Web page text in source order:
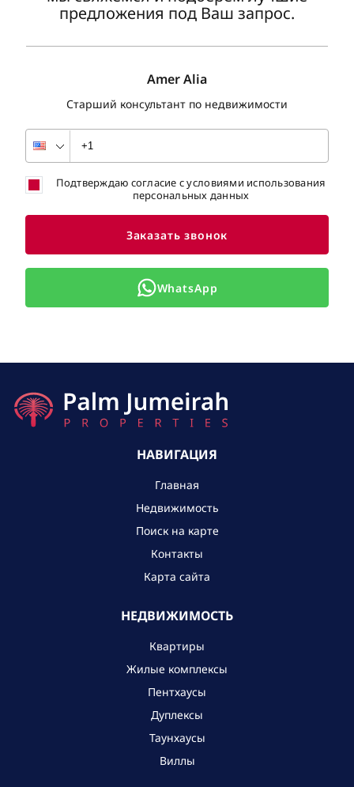
предложения под Ваш запрос.
Amer Alia
Старший консультант по недвижимости
Подтверждаю согласие с условиями использования
персональных данных
Заказать звонок
WhatsApp
НАВИГАЦИЯ
Главная
Недвижимость
Поиск на карте
Контакты
Карта сайта
НЕДВИЖИМОСТЬ
Квартиры
Жилые комплексы
Пентхаусы
Дуплексы
Таунхаусы
Виллы